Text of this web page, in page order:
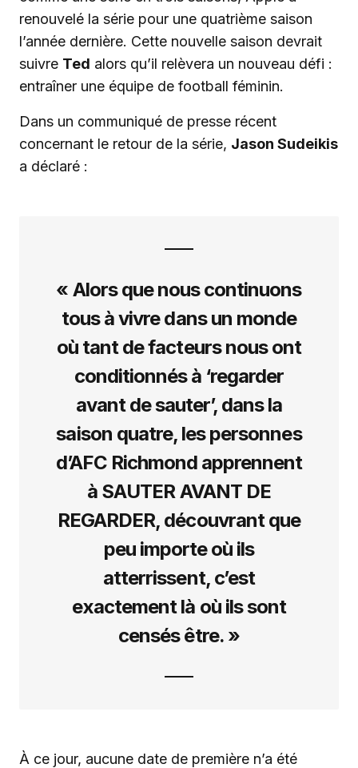
renouvelé la série pour une quatrième saison
l’année dernière. Cette nouvelle saison devrait
suivre Ted alors qu’il relèvera un nouveau défi :
entraîner une équipe de football féminin.
Dans un communiqué de presse récent
concernant le retour de la série, Jason Sudeikis
a déclaré :
« Alors que nous continuons
tous à vivre dans un monde
où tant de facteurs nous ont
conditionnés à ‘regarder
avant de sauter’, dans la
saison quatre, les personnes
d’AFC Richmond apprennent
à SAUTER AVANT DE
REGARDER, découvrant que
peu importe où ils
atterrissent, c’est
exactement là où ils sont
censés être. »
À ce jour, aucune date de première n’a été